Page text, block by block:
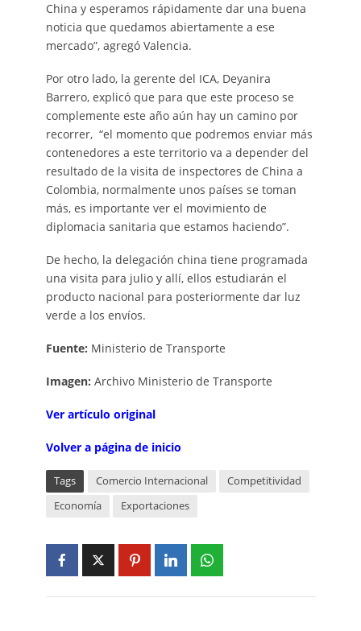
China y esperamos rápidamente dar una buena
noticia que quedamos abiertamente a ese
mercado”, agregó Valencia.
Por otro lado, la gerente del ICA, Deyanira
Barrero, explicó que para que este proceso se
complemente este año aún hay un camino por
recorrer, “el momento que podremos enviar más
contenedores a este territorio va a depender del
resultado de la visita de inspectores de China a
Colombia, normalmente unos países se toman
más, es importante ver el movimiento de
diplomacia sanitaria que estamos haciendo”.
De hecho, la delegación china tiene programada
una visita para julio y allí, ellos estudiarán el
producto nacional para posteriormente dar luz
verde a los envíos.
Fuente: Ministerio de Transporte
Imagen: Archivo Ministerio de Transporte
Ver artículo original
Volver a página de inicio
Tags Comercio Internacional
Competitividad
Economía
Exportaciones